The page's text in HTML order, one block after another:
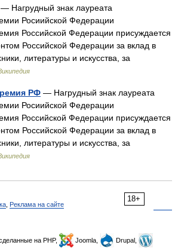
— Нагрудный знак лауреата
Росиийской Федерации
Российской Федерации присуждается
Российской Федерации за вклад в
литературы и искусства, за
РФ — Нагрудный знак лауреата
Росиийской Федерации
Российской Федерации присуждается
Российской Федерации за вклад в
литературы и искусства, за
18+
Реклама на сайте
сделанные на PHP, Joomla,
Drupal,